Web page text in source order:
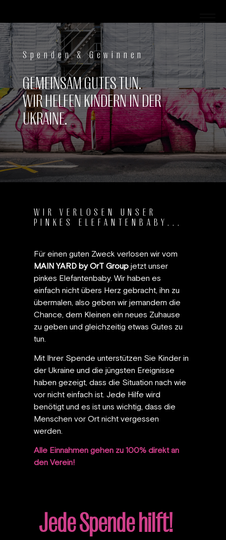
Spenden & Gewinnen
GEMEINSAM GUTES TUN.
WIR HELFEN KINDERN IN DER
UKRAINE.
WIR VERLOSEN UNSER
PINKES ELEFANTENBABY...
Für einen guten Zweck verlosen wir vom
MAIN YARD by OrT Groupjetzt unser
pinkes Elefantenbaby. Wir haben es
einfach nicht übers Herz gebracht, ihn zu
übermalen, also geben wir jemandem die
Chance, dem Kleinen ein neues Zuhause
zu geben und gleichzeitig etwas Gutes zu
tun.
Mit Ihrer Spende unterstützen Sie Kinder in
der Ukraine und die jüngsten Ereignisse
haben gezeigt, dass die Situation nach wie
vor nicht einfach ist. Jede Hilfe wird
benötigt und es ist uns wichtig, dass die
Menschen vor Ort nicht vergessen
werden.
Alle Einnahmen gehen zu 100% direkt an
den Verein!
Jede Spende hilft!